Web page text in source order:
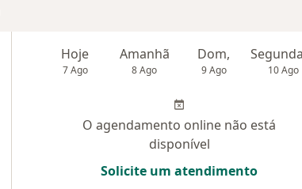
Hoje
7 Ago
Amanhã
8 Ago
Dom,
9 Ago 10 Ago
O agendamento online não está
disponível
Solicite um atendimento